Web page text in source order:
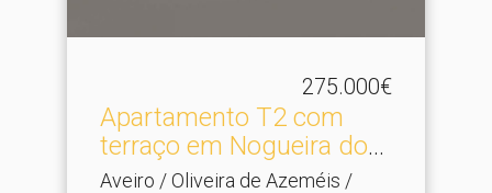
275.000€
Apartamento T2 com
terraço em Nogueira do
Cra.​..
Aveiro / Oliveira de Azeméis /